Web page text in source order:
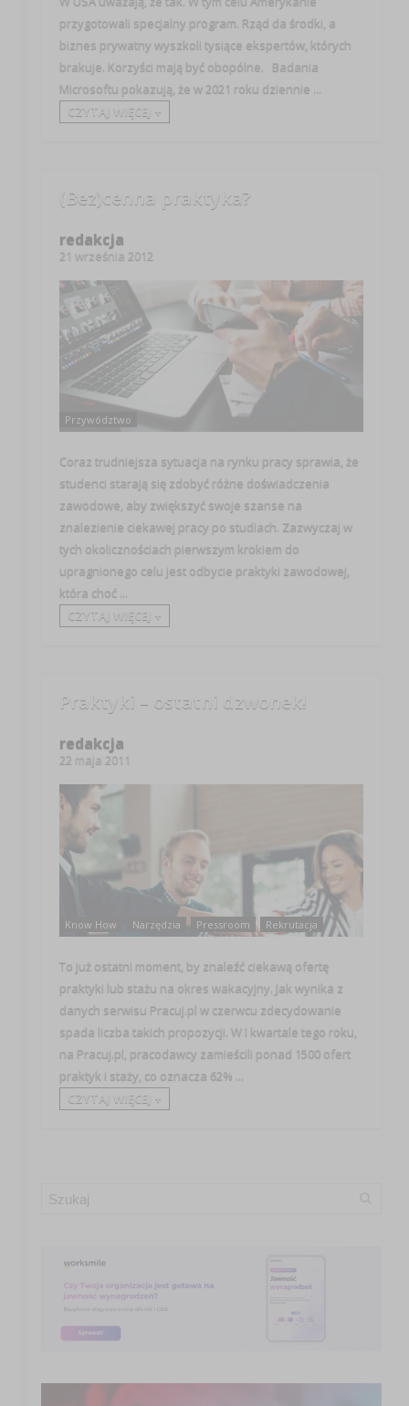
przygotowali specjalny program. Rząd da środki, a
biznes prywatny wyszkoli tysiące ekspertów, których
brakuje. Korzyści mają być obopólne. Badania
Microsoftu pokazują, że w 2021 roku dziennie ...
CZYTAJ WIĘCEJ +
(Bez)cenna praktyka?
redakcja
21 września 2012
Przywództwo
Coraz trudniejsza sytuacja na rynku pracy sprawia, że
studenci starają się zdobyć różne doświadczenia
zawodowe, aby zwiększyć swoje szanse na
znalezienie ciekawej pracy po studiach. Zazwyczaj w
tych okolicznościach pierwszym krokiem do
upragnionego celu jest odbycie praktyki zawodowej,
która choć ...
CZYTAJ WIĘCEJ +
Praktyki – ostatni dzwonek!
redakcja
22 maja 2011
Know How Narzędzia Pressroom Rekrutacja
To już ostatni moment, by znaleźć ciekawą ofertę
praktyki lub stażu na okres wakacyjny. Jak wynika z
danych serwisu Pracuj.pl w czerwcu zdecydowanie
spada liczba takich propozycji. W I kwartale tego roku,
na Pracuj.pl, pracodawcy zamieścili ponad 1500 ofert
praktyk i staży, co oznacza 62% ...
CZYTAJ WIĘCEJ +